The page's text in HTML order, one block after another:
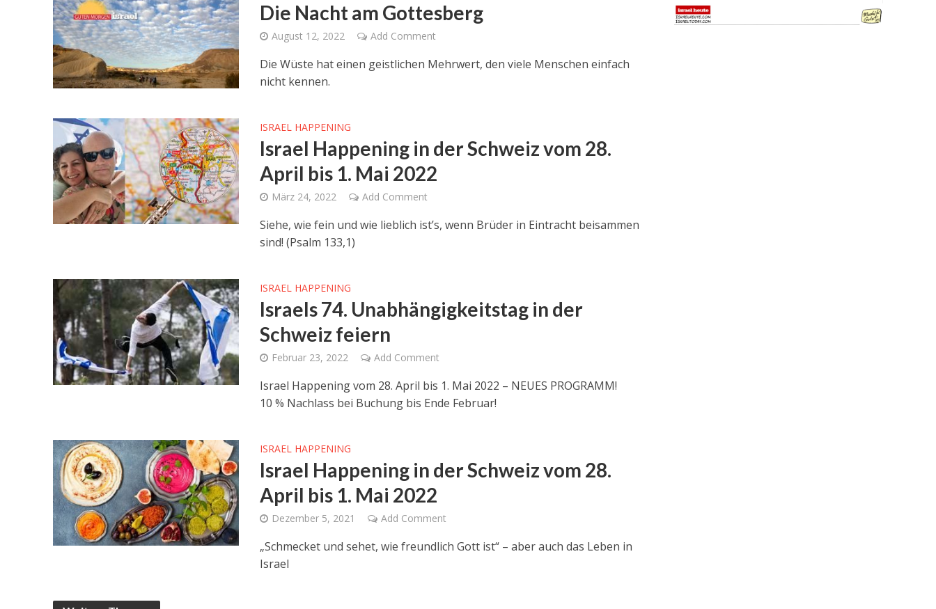
Die Nacht am Gottesberg
August 12, 2022 Add Comment
Die Wüste hat einen geistlichen Mehrwert, den viele Menschen einfach
nicht kennen.
ISRAEL HAPPENING
Israel Happening in der Schweiz vom 28.
April bis 1. Mai 2022
März 24, 2022 Add Comment
Siehe, wie fein und wie lieblich ist’s, wenn Brüder in Eintracht beisammen
sind! (Psalm 133,1)
ISRAEL HAPPENING
Israels 74. Unabhängigkeitstag in der
Schweiz feiern
Februar 23, 2022 Add Comment
Israel Happening vom 28. April bis 1. Mai 2022 – NEUES PROGRAMM!
10 % Nachlass bei Buchung bis Ende Februar!
ISRAEL HAPPENING
Israel Happening in der Schweiz vom 28.
April bis 1. Mai 2022
Dezember 5, 2021 Add Comment
„Schmecket und sehet, wie freundlich Gott ist“ – aber auch das Leben in
Israel